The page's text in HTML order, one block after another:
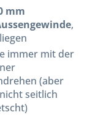
mm
,
immer mit der
(aber
seitlich